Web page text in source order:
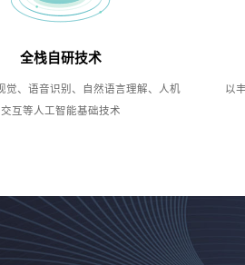
全栈自研技术
觉、语音识别、自然语言理解、人机
交互等人工智能基础技术
以